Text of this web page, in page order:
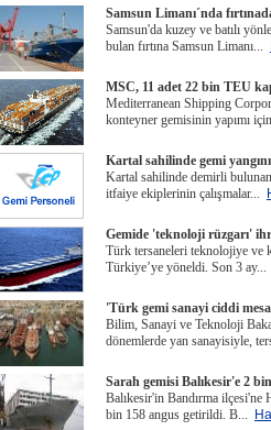
Samsun Limanı´nda
Samsun'da kuzey ve batılı
bulan fırtına Samsun Limanı...
MSC, 11 adet 22 bin TEU
Mediterranean Shipping
konteyner gemisinin yapımı
Kartal sahilinde gemi yangını
Kartal sahilinde demirli bulunan
itfaiye ekiplerinin çalışmalar...
Gemide 'teknoloji rüzgarı'
Türk tersaneleri teknolojiye ve
Türkiye’ye yöneldi. Son 3 ay...
'Türk gemi sanayi ciddi
Bilim, Sanayi ve Teknoloji
dönemlerde yan sanayisiyle,
Sarah gemisi Balıkesir'e 2
Balıkesir'in Bandırma ilçesi'ne
bin 158 angus getirildi. B...